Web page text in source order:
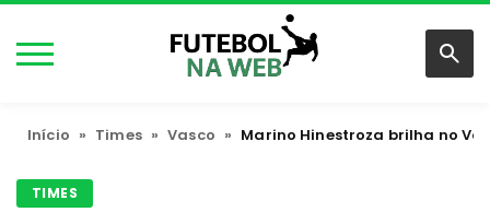
Início » Times » Vasco » Marino Hinestroza brilha no
TIMES